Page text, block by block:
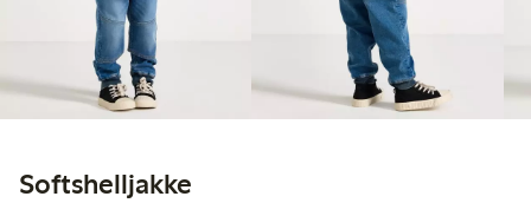
Softshelljakke